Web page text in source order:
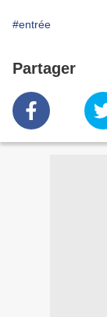
#entrée
Partager